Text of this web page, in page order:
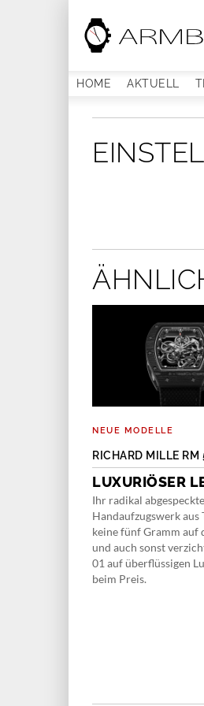
HOME AKTUELL
NEUE MODELLE
RICHARD MILLE
LUXURIÖSER
Ihr radikal
Handaufzugswerk
keine fünf Gramm auf
und auch sonst
01 auf überflüssigen
beim Preis.